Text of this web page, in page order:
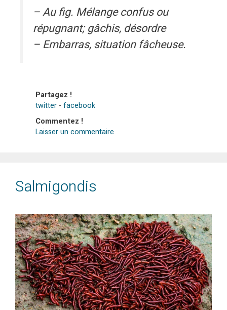
– Au fig. Mélange confus ou
répugnant; gâchis, désordre
– Embarras, situation fâcheuse.
Partagez !
twitter - facebook
Commentez !
Laisser un commentaire
Salmigondis